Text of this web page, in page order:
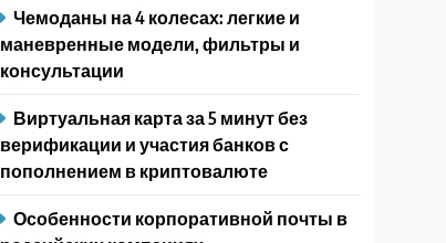
Чемоданы на 4 колесах: легкие и
маневренные модели, фильтры и
консультации
Виртуальная карта за 5 минут без
верификации и участия банков с
пополнением в криптовалюте
Особенности корпоративной почты в